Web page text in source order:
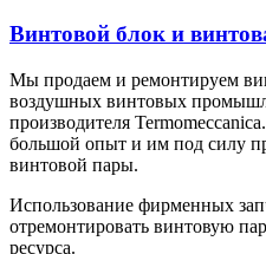
Винтовой блок и
Мы продаем и ремонтируем
воздушных винтовых
производителя
большой опыт и им под силу
винтовой пары.
Использование фирменных
отремонтировать винтовую
ресурса.